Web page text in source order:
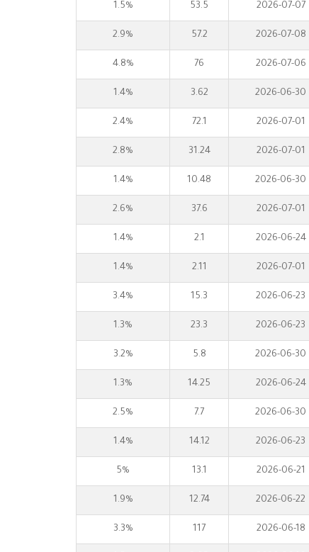
2026-07-07
53.5
1.5%
2026-07-08
57.2
2.9%
2026-07-06
76
4.8%
2026-06-30
3.62
1.4%
2026-07-01
72.1
2.4%
2026-07-01
31.24
2.8%
2026-06-30
10.48
1.4%
2026-07-01
37.6
2.6%
2026-06-24
2.1
1.4%
2026-07-01
2.11
1.4%
2026-06-23
15.3
3.4%
2026-06-23
23.3
1.3%
2026-06-30
5.8
3.2%
2026-06-24
14.25
1.3%
2026-06-30
7.7
2.5%
2026-06-23
14.12
1.4%
2026-06-21
13.1
5%
2026-06-22
12.74
1.9%
2026-06-18
117
3.3%